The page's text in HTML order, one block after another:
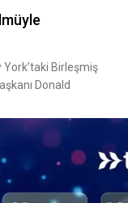
York’taki Birleşmiş
Donald